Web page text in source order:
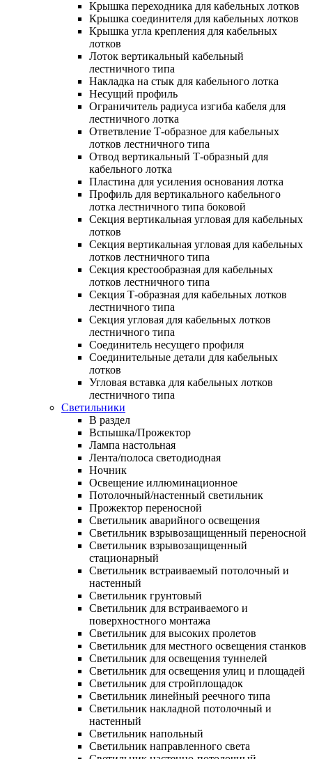
Крышка переходника для кабельных лотков
Крышка соединителя для кабельных лотков
Крышка угла крепления для кабельных
лотков
Лоток вертикальный кабельный
лестничного типа
Накладка на стык для кабельного лотка
Несущий профиль
Ограничитель радиуса изгиба кабеля для
лестничного лотка
Ответвление Т-образное для кабельных
лотков лестничного типа
Отвод вертикальный Т-образный для
кабельного лотка
Пластина для усиления основания лотка
Профиль для вертикального кабельного
лотка лестничного типа боковой
Секция вертикальная угловая для кабельных
лотков
Секция вертикальная угловая для кабельных
лотков лестничного типа
Секция крестообразная для кабельных
лотков лестничного типа
Секция Т-образная для кабельных лотков
лестничного типа
Секция угловая для кабельных лотков
лестничного типа
Соединитель несущего профиля
Соединительные детали для кабельных
лотков
Угловая вставка для кабельных лотков
лестничного типа
Светильники
В раздел
Вспышка/Прожектор
Лампа настольная
Лента/полоса светодиодная
Ночник
Освещение иллюминационное
Потолочный/настенный светильник
Прожектор переносной
Светильник аварийного освещения
Светильник взрывозащищенный переносной
Светильник взрывозащищенный
стационарный
Светильник встраиваемый потолочный и
настенный
Светильник грунтовый
Светильник для встраиваемого и
поверхностного монтажа
Светильник для высоких пролетов
Светильник для местного освещения станков
Светильник для освещения туннелей
Светильник для освещения улиц и площадей
Светильник для стройплощадок
Светильник линейный реечного типа
Светильник накладной потолочный и
настенный
Светильник напольный
Светильник направленного света